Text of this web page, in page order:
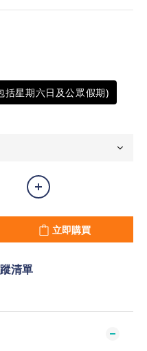
星期六日及公眾假期)
立即購買
清單